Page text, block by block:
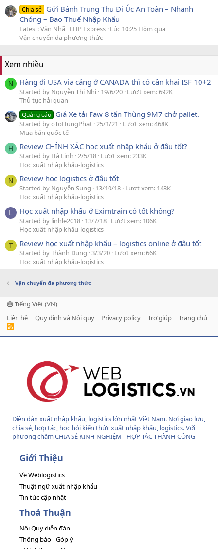
Chia sẻ Gửi Bánh Trung Thu Đi Úc An Toàn – Nhanh
Chóng – Bao Thuế Nhập Khẩu
Latest: Văn Nhã _LHP Express Lúc 10:25 Hôm qua
Vận chuyển đa phương thức
Xem nhiều
N Hàng đi USA via cảng ở CANADA thì có cần khai ISF 10+2
Started by Nguyễn Thị Nhi 19/6/20 Lượt xem: 692K
Thủ tục hải quan
Quảng cáo Giá Xe tải Faw 8 tấn Thùng 9M7 chở pallet.
Started by oToHungPhat 25/1/21
Lượt xem: 468K
Mua bán quốc tế
H Review CHÍNH XÁC học xuất nhập khẩu ở đâu tốt?
Started by Hà Linh 2/5/18 Lượt xem: 233K
Học xuất nhập khẩu-logistics
N Review học logistics ở đâu tốt
Started by Nguyễn Sung 13/10/18 Lượt xem: 143K
Học xuất nhập khẩu-logistics
L Học xuất nhập khẩu ở Eximtrain có tốt không?
Started by linhle2018 13/7/18 Lượt xem: 106K
Học xuất nhập khẩu-logistics
T Review học xuất nhập khẩu – logistics online ở đâu tốt
Started by Thành Dung 3/3/20 Lượt xem: 66K
Học xuất nhập khẩu-logistics
Vận chuyển đa phương thức
Tiếng Việt (VN)
Liên hệ
Quy định và Nội quy Privacy policy Trợ giúp Trang chủ
R
Diễn đàn xuất nhập khẩu, logistics lớn nhất Việt Nam. Nơi giao lưu,
chia sẻ, hợp tác, học hỏi kiến thức xuất nhập khẩu, logistics. Với
phương châm CHIA SẺ KINH NGHIỆM - HỢP TÁC THÀNH CÔNG
Giới Thiệu
Về Weblogistics
Thuật ngữ xuất nhập khẩu
Tin tức cập nhật
Thoả Thuận
Nội Quy diễn đàn
Thông báo - Góp ý